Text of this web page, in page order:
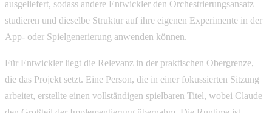
ausgeliefert, sodass andere Entwickler den Orchestrierungsansatz
studieren und dieselbe Struktur auf ihre eigenen Experimente in der
App- oder Spielgenerierung anwenden können.
Für Entwickler liegt die Relevanz in der praktischen Obergrenze,
die das Projekt setzt. Eine Person, die in einer fokussierten Sitzung
arbeitet, erstellte einen vollständigen spielbaren Titel, wobei Claude